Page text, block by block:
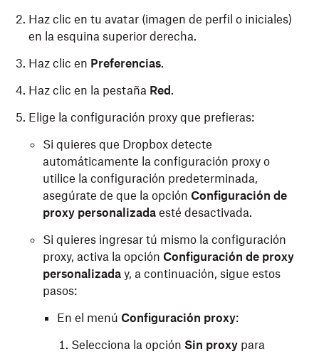
Haz clic en tu avatar (imagen de perfil o iniciales)
en la esquina superior derecha.
Haz clic en Preferencias.
Haz clic en la pestaña Red .
Elige la configuración proxy que prefieras:
Si quieres que Dropbox detecte
automáticamente la configuración proxy o
utilice la configuración predeterminada,
asegúrate de que la opción Configuración de
proxy personalizada esté desactivada.
Si quieres ingresar tú mismo la configuración
proxy, activa la opción Configuración de proxy
personalizada y, a continuación, sigue estos
pasos:
En el menú Configuración proxy:
Selecciona la opción Sin proxy para